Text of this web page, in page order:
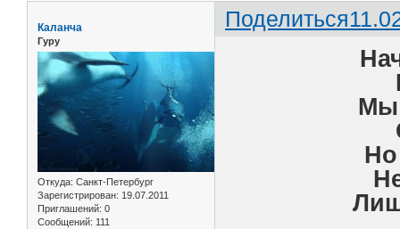
Поделиться
Каланча
Гуру
Откуда: Санкт-Петербург
Зарегистрирован: 19.07.2011
Приглашений: 0
Сообщений: 111
Мы